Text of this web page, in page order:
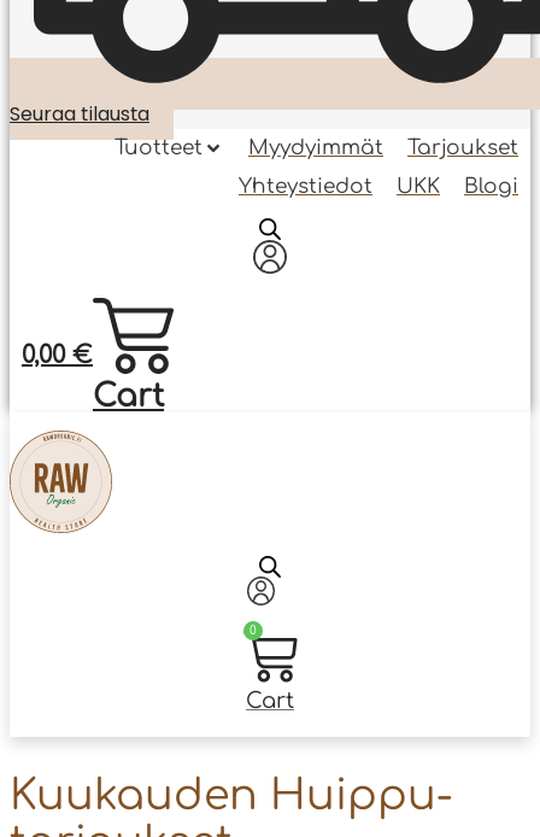
Seuraa tilausta
Tuotteet Myydyimmät
Tarjoukset
Yhteystiedot
UKK Blogi
0,00 €
Cart
0
Cart
Kuukauden Huippu­